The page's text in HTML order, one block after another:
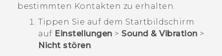
bestimmten Kontakten zu erhalten.
Tippen Sie auf dem Startbildschirm
auf Einstellungen > Sound & Vibration >
Nicht stören.